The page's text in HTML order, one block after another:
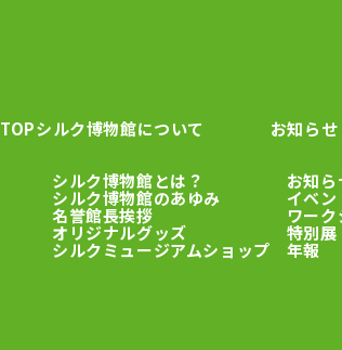
TOPシルク博物館について
シルク博物館とは？
シルク博物館のあゆみ
名誉館長挨拶
オリジナルグッズ
シルクミュージアムショップ
お知らせ
お知ら
イベン
ワー
特別展
年報